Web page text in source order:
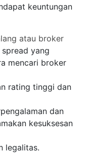
keuntungan
atau broker
yang
mencari broker
rating tinggi dan
dan
kesuksesan
legalitas.